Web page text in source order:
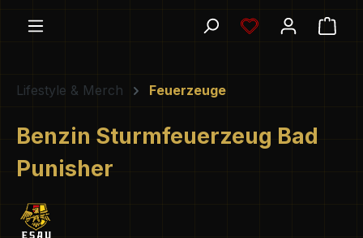
Du hast 0
Lifestyle & Merch Feuerzeuge
Benzin Sturmfeuerzeug Bad
Punisher